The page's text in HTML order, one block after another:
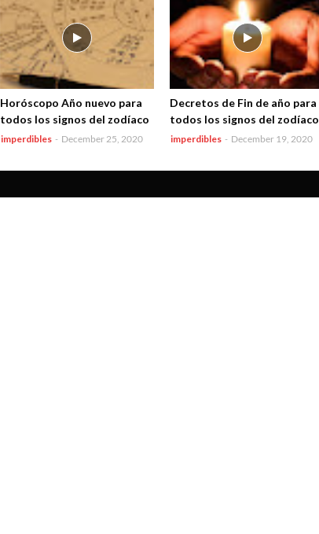
Horóscopo Año nuevo para
todos los signos del zodíaco
imperdibles - December 25, 2020
Decretos de Fin de año para
todos los signos del zodíaco
imperdibles - December 19, 2020